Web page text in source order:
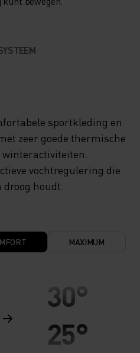
sportkleding en
zeer goede thermische
vochtregulering die
houdt.
MAXIMUM
30°
25°